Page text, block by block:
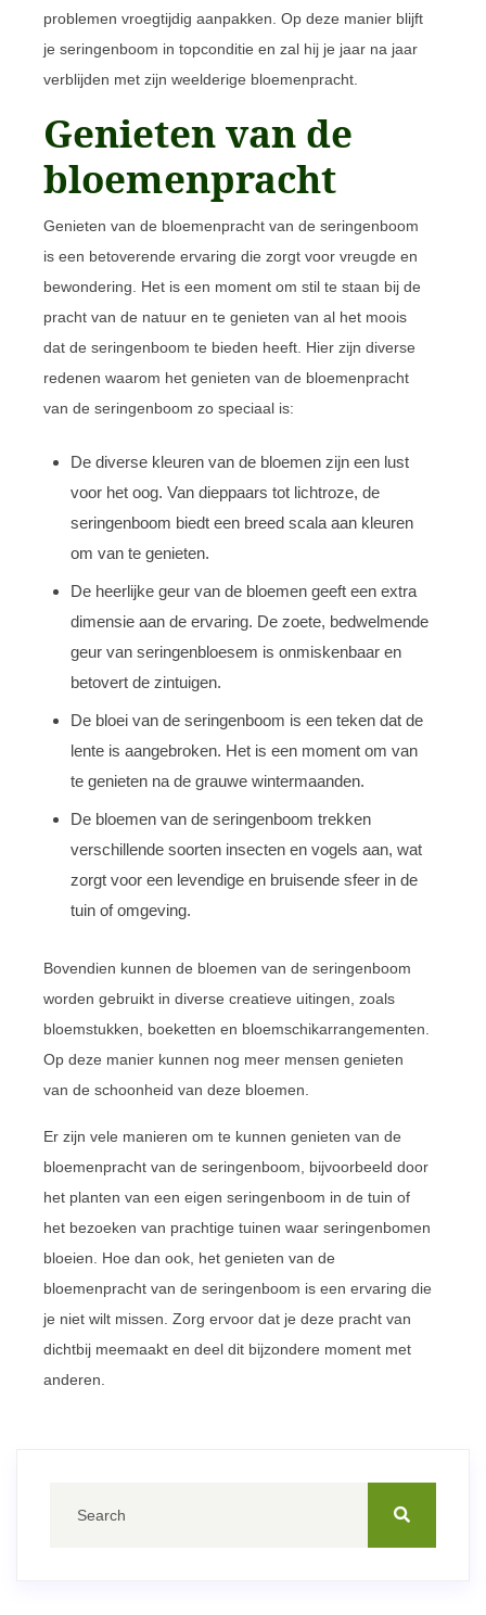
problemen vroegtijdig aanpakken. Op deze manier blijft
je seringenboom in topconditie en zal hij je jaar na jaar
verblijden met zijn weelderige bloemenpracht.
Genieten van de
bloemenpracht
Genieten van de bloemenpracht van de seringenboom
is een betoverende ervaring die zorgt voor vreugde en
bewondering. Het is een moment om stil te staan bij de
pracht van de natuur en te genieten van al het moois
dat de seringenboom te bieden heeft. Hier zijn diverse
redenen waarom het genieten van de bloemenpracht
van de seringenboom zo speciaal is:
De diverse kleuren van de bloemen zijn een lust
voor het oog. Van dieppaars tot lichtroze, de
seringenboom biedt een breed scala aan kleuren
om van te genieten.
De heerlijke geur van de bloemen geeft een extra
dimensie aan de ervaring. De zoete, bedwelmende
geur van seringenbloesem is onmiskenbaar en
betovert de zintuigen.
De bloei van de seringenboom is een teken dat de
lente is aangebroken. Het is een moment om van
te genieten na de grauwe wintermaanden.
De bloemen van de seringenboom trekken
verschillende soorten insecten en vogels aan, wat
zorgt voor een levendige en bruisende sfeer in de
tuin of omgeving.
Bovendien kunnen de bloemen van de seringenboom
worden gebruikt in diverse creatieve uitingen, zoals
bloemstukken, boeketten en bloemschikarrangementen.
Op deze manier kunnen nog meer mensen genieten
van de schoonheid van deze bloemen.
Er zijn vele manieren om te kunnen genieten van de
bloemenpracht van de seringenboom, bijvoorbeeld door
het planten van een eigen seringenboom in de tuin of
het bezoeken van prachtige tuinen waar seringenbomen
bloeien. Hoe dan ook, het genieten van de
bloemenpracht van de seringenboom is een ervaring die
je niet wilt missen. Zorg ervoor dat je deze pracht van
dichtbij meemaakt en deel dit bijzondere moment met
anderen.